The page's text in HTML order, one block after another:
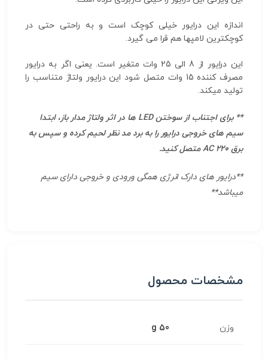
اندازه این درایور خیلی کوچک است و به راحتی حتی در
کوچکترین لامپها هم قرا می گیرد.
این درایور از 8 الی 25 وات متغیر است. یعنی اگر به درایور
مصرف کننده 15 وات متصل شود این درایور ولتاژ متناسب را
تولید میکند.
** برای اجتناب از سوختن LED ها در اثر ولتاژ مدار باز، ابتدا
سیم های خروجی درایور را به برد مد نظر لحیم کرده و سپس به
برق AC 220 متصل کنید.
**درایور های دارک انرژی همگی ورودی و خروجی دارای سیم
میباشد**
مشخصات محصول
وزن 50 g